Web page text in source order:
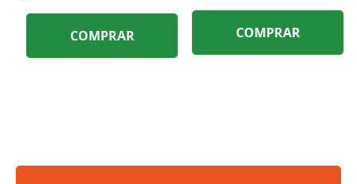
COMPRAR COMPRAR